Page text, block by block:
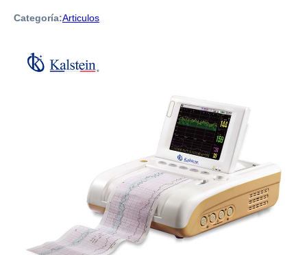
Categoría:Articulos